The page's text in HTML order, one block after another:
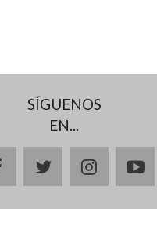
SÍGUENOS
EN...
facebooktwitter